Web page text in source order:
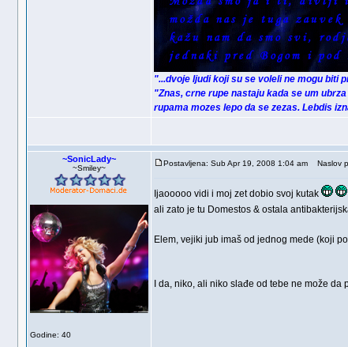
"...dvoje ljudi koji su se voleli ne mogu biti
"Znas, crne rupe nastaju kada se um
rupama mozes lepo da se zezas. Lebdis
~SonicLady~
~Smiley~
Godine: 40
Postavljena: Sub Apr 19, 2008 1:04 am Naslov
Ijaooooo vidi i moj zet dobio svoj kutak
ali zato je tu Domestos & ostala
Elem, vejiki jub imaš od jednog mede (koji
I da, niko, ali niko slađe od tebe ne može da